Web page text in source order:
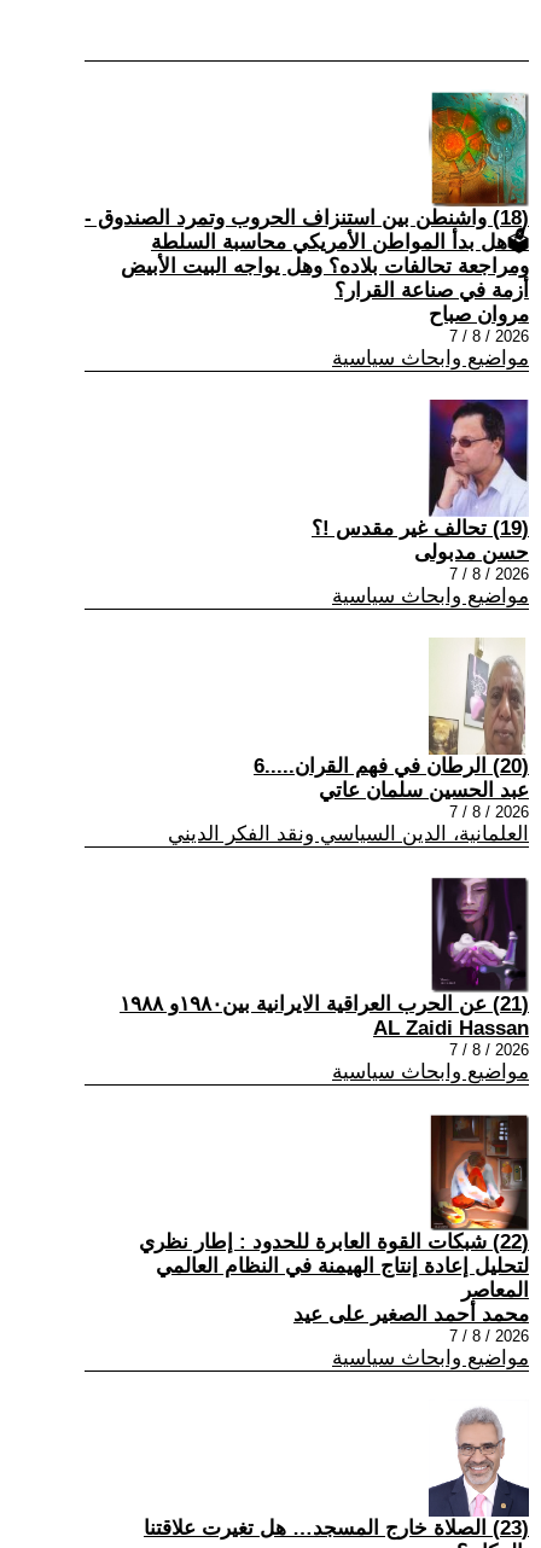
(18) واشنطن بين استنزاف الحروب وتمرد الصندوق -
🗳هل بدأ المواطن الأمريكي محاسبة السلطة
ومراجعة تحالفات بلاده؟ وهل يواجه البيت الأبيض
أزمة في صناعة القرار؟
مروان صباح
2026 / 8 / 7
مواضيع وابحاث سياسية
(19) تحالف غير مقدس !؟
حسن مدبولى
2026 / 8 / 7
مواضيع وابحاث سياسية
(20) الرطان في فهم القران.....6
عبد الحسين سلمان عاتي
2026 / 8 / 7
العلمانية، الدين السياسي ونقد الفكر الديني
(21) عن الحرب العراقية الايرانية بين١٩٨٠و ١٩٨٨
AL Zaidi Hassan
2026 / 8 / 7
مواضيع وابحاث سياسية
(22) شبكات القوة العابرة للحدود : إطار نظري
لتحليل إعادة إنتاج الهيمنة في النظام العالمي
المعاصر
محمد أحمد الصغير على عيد
2026 / 8 / 7
مواضيع وابحاث سياسية
(23) الصلاة خارج المسجد… هل تغيرت علاقتنا